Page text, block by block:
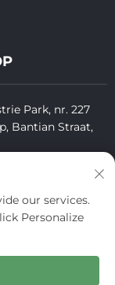
Park, nr. 227
Bantian Straat,
our services.
Personalize